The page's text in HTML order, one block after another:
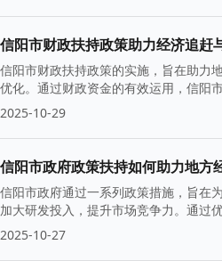
信阳市财政扶持政策助力经济追赶
信阳市财政扶持政策的实施，旨在助力
优化。通过财政资金的有效运用，信阳
2025-10-29
信阳市政府政策扶持如何助力地方
信阳市政府通过一系列政策措施，旨在
加大研发投入，提升市场竞争力。通过
2025-10-27